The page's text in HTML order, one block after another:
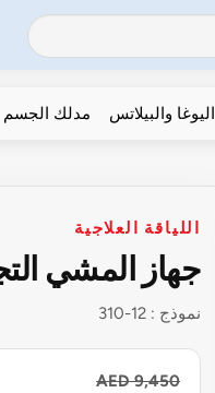
اليوغا والبيلاتس مدلك الجسم
اللياقة العلاجية
جهاز المشي
نموذج : 12-310
AED 9,450